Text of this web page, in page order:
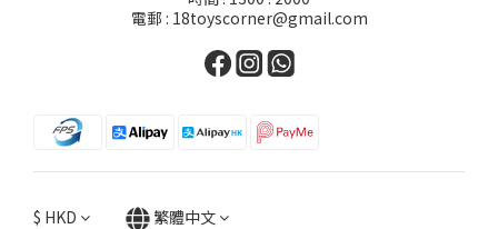
電郵 : 18toyscorner@gmail.com
$ HKD 繁體中文